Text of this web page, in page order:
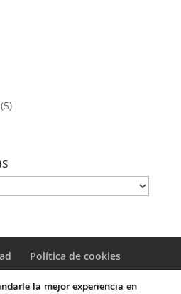
(5)
Política de cookies
la mejor experiencia en